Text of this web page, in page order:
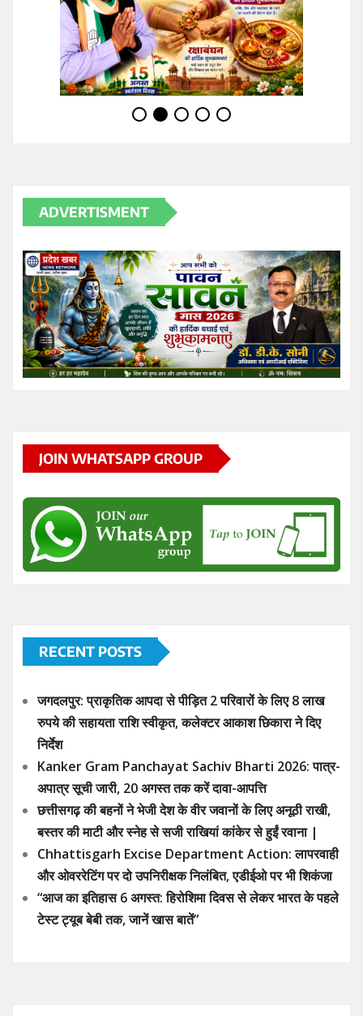
ADVERTISMENT
JOIN WHATSAPP GROUP
RECENT POSTS
जगदलपुर: प्राकृतिक आपदा से पीड़ित 2 परिवारों के लिए 8 लाख
रुपये की सहायता राशि स्वीकृत, कलेक्टर आकाश छिकारा ने दिए
निर्देश
Kanker Gram Panchayat Sachiv Bharti 2026: पात्र-
अपात्र सूची जारी, 20 अगस्त तक करें दावा-आपत्ति
छत्तीसगढ़ की बहनों ने भेजी देश के वीर जवानों के लिए अनूठी राखी,
बस्तर की माटी और स्नेह से सजी राखियां कांकेर से हुईं रवाना |
Chhattisgarh Excise Department Action: लापरवाही
और ओवररेटिंग पर दो उपनिरीक्षक निलंबित, एडीईओ पर भी शिकंजा
“आज का इतिहास 6 अगस्त: हिरोशिमा दिवस से लेकर भारत के पहले
टेस्ट ट्यूब बेबी तक, जानें खास बातें”